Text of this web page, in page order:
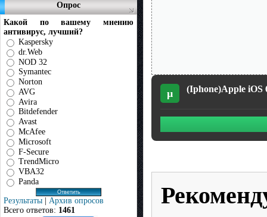
Опрос
Какой по вашему мнению
антивирус, лучший?
Kaspersky
dr.Web
NOD 32
Symantec
Norton
AVG
Avira
Bitdefender
Avast
McAfee
Microsoft
F-Secure
TrendMicro
VBA32
Panda
Результаты | Архив опросов
Всего ответов: 1461
µ (Iphone)Apple iOS